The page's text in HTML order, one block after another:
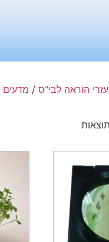
הוראה לבי"ס / מדעים